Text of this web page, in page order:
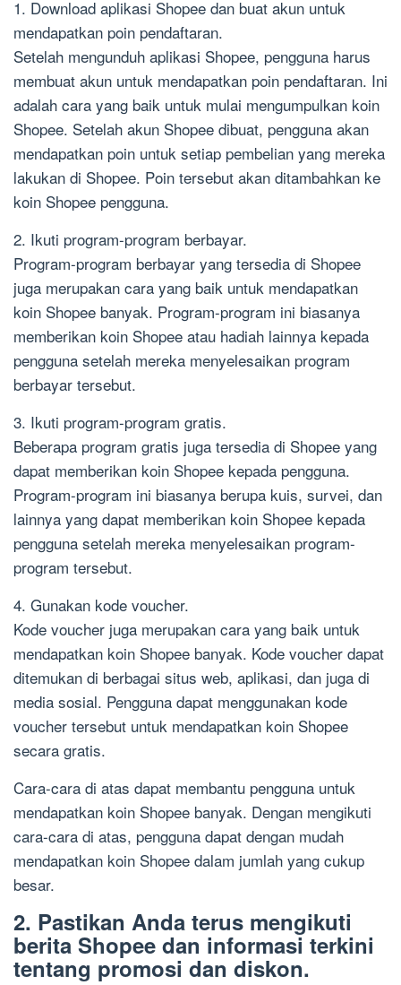
1. Download aplikasi Shopee dan buat akun untuk
mendapatkan poin pendaftaran.
Setelah mengunduh aplikasi Shopee, pengguna harus
membuat akun untuk mendapatkan poin pendaftaran. Ini
adalah cara yang baik untuk mulai mengumpulkan koin
Shopee. Setelah akun Shopee dibuat, pengguna akan
mendapatkan poin untuk setiap pembelian yang mereka
lakukan di Shopee. Poin tersebut akan ditambahkan ke
koin Shopee pengguna.
2. Ikuti program-program berbayar.
Program-program berbayar yang tersedia di Shopee
juga merupakan cara yang baik untuk mendapatkan
koin Shopee banyak. Program-program ini biasanya
memberikan koin Shopee atau hadiah lainnya kepada
pengguna setelah mereka menyelesaikan program
berbayar tersebut.
3. Ikuti program-program gratis.
Beberapa program gratis juga tersedia di Shopee yang
dapat memberikan koin Shopee kepada pengguna.
Program-program ini biasanya berupa kuis, survei, dan
lainnya yang dapat memberikan koin Shopee kepada
pengguna setelah mereka menyelesaikan program-
program tersebut.
4. Gunakan kode voucher.
Kode voucher juga merupakan cara yang baik untuk
mendapatkan koin Shopee banyak. Kode voucher dapat
ditemukan di berbagai situs web, aplikasi, dan juga di
media sosial. Pengguna dapat menggunakan kode
voucher tersebut untuk mendapatkan koin Shopee
secara gratis.
Cara-cara di atas dapat membantu pengguna untuk
mendapatkan koin Shopee banyak. Dengan mengikuti
cara-cara di atas, pengguna dapat dengan mudah
mendapatkan koin Shopee dalam jumlah yang cukup
besar.
2. Pastikan Anda terus mengikuti
berita Shopee dan informasi terkini
tentang promosi dan diskon.